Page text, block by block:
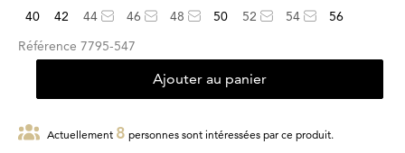
40 42 44 46 48 50 52 54
56
Référence 7795-547
Ajouter au panier
Actuellement 8 personnes sont intéressées par ce produit.